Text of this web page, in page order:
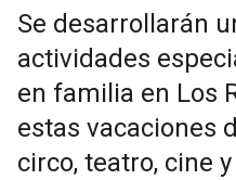
Se desarrollarán
actividades
en familia en Los
estas vacaciones
circo, teatro, cine